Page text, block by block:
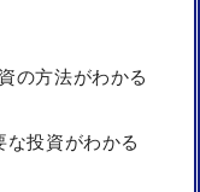
の方法がわかる
投資がわかる